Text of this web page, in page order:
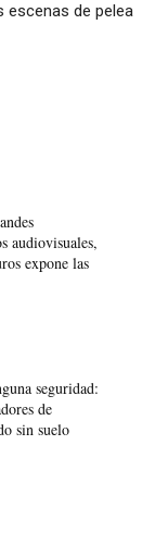
escenas de pelea
audiovisuales,
expone las
seguridad:
de
sin suelo